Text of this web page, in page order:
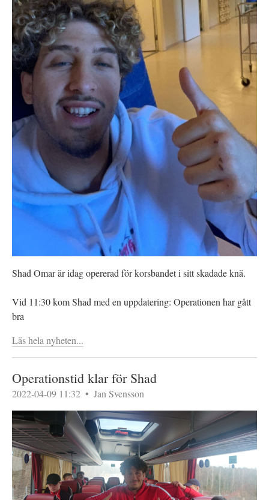
Shad Omar är idag opererad för korsbandet i sitt skadade knä.
Vid 11:30 kom Shad med en uppdatering: Operationen har gått
bra
Läs hela nyheten...
Operationstid klar för Shad
2022-04-09 11:32 • Jan Svensson